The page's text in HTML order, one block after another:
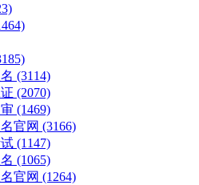
(3114)
(2070)
(1469)
官网 (3166)
(1147)
(1065)
官网 (1264)